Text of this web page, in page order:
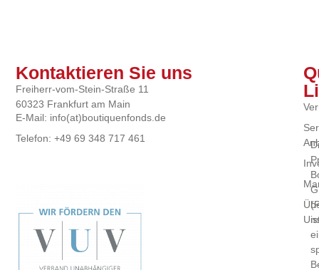
Kontaktieren Sie uns
Freiherr-vom-Stein-Straße 11
60323 Frankfurt am Main
E-Mail: info(at)boutiquenfonds.de
Telefon: +49 69 348 717 461